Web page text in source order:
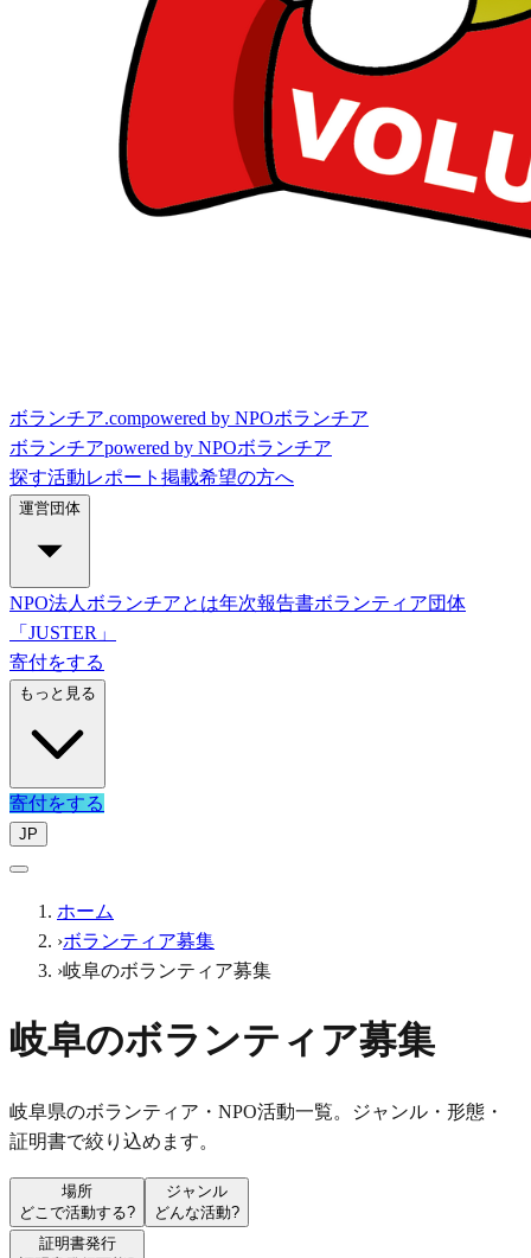
ボランチア.compowered by NPOボランチア
ボランチアpowered by NPOボランチア
探す活動レポート 掲載希望の方へ
運営団体
NPO法人ボランチアとは年次報告書ボランティア団体
「JUSTER」
寄付をする
もっと見る
寄付をする
JP
ホーム
›ボランティア募集
›岐阜のボランティア募集
岐阜のボランティア募集
岐阜県のボランティア・NPO活動一覧。ジャンル・形態・
証明書で絞り込めます。
場所
どこで活動する?
ジャンル
どんな活動?
証明書発行